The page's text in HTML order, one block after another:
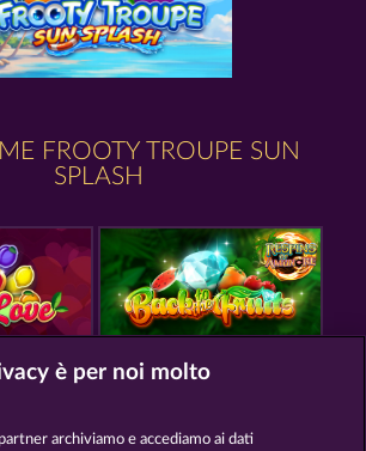
FROOTY TROUPE SUN
SPLASH
BACK TO THE FRUITS ROAR
è per noi molto
partner archiviamo e accediamo ai dati